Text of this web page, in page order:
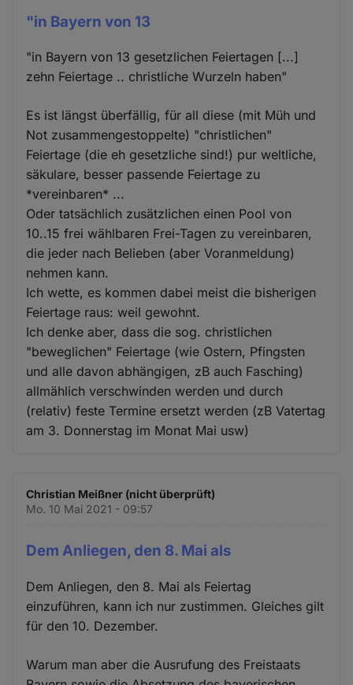
"in Bayern von 13
"in Bayern von 13 gesetzlichen Feiertagen [...]
zehn Feiertage .. christliche Wurzeln haben"
Es ist längst überfällig, für all diese (mit Müh und
Not zusammengestoppelte) "christlichen"
Feiertage (die eh gesetzliche sind!) pur weltliche,
säkulare, besser passende Feiertage zu
*vereinbaren* ...
Oder tatsächlich zusätzlichen einen Pool von
10..15 frei wählbaren Frei-Tagen zu vereinbaren,
die jeder nach Belieben (aber Voranmeldung)
nehmen kann.
Ich wette, es kommen dabei meist die bisherigen
Feiertage raus: weil gewohnt.
Ich denke aber, dass die sog. christlichen
"beweglichen" Feiertage (wie Ostern, Pfingsten
und alle davon abhängigen, zB auch Fasching)
allmählich verschwinden werden und durch
(relativ) feste Termine ersetzt werden (zB Vatertag
am 3. Donnerstag im Monat Mai usw)
Christian Meißner (nicht überprüft)
Mo. 10 Mai 2021 - 09:57
Dem Anliegen, den 8. Mai als
Dem Anliegen, den 8. Mai als Feiertag
einzuführen, kann ich nur zustimmen. Gleiches gilt
für den 10. Dezember.
Warum man aber die Ausrufung des Freistaats